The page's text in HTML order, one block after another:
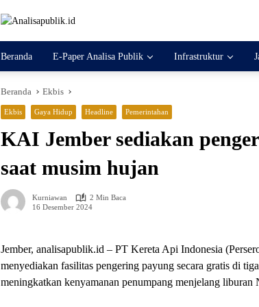
Beranda E-Paper Analisa Publik Infrastruktur
Beranda Ekbis
Ekbis Gaya Hidup Headline Pemerintahan
KAI Jember sediakan
saat musim hujan
Kurniawan
2 Min Baca
16 Desember 2024
Jember, analisapublik.id – PT Kereta Api Indonesia
menyediakan fasilitas pengering payung secara gratis di
meningkatkan kenyamanan penumpang menjelang liburan